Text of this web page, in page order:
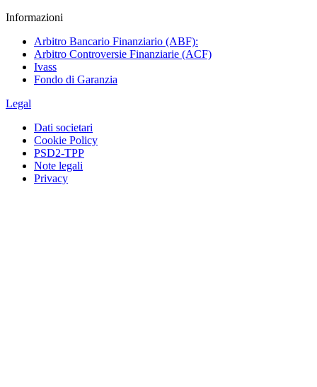
Informazioni
Arbitro Bancario Finanziario (ABF):
Arbitro Controversie Finanziarie (ACF)
Ivass
Fondo di Garanzia
Legal
Dati societari
Cookie Policy
PSD2-TPP
Note legali
Privacy